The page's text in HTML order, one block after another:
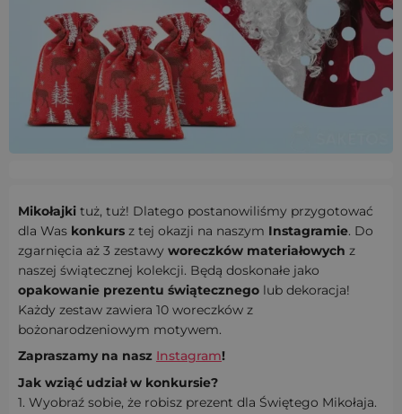
Mikołajki tuż, tuż! Dlatego postanowiliśmy przygotować
dla Was konkurs z tej okazji na naszym Instagramie. Do
zgarnięcia aż 3 zestawy woreczków materiałowych z
naszej świątecznej kolekcji. Będą doskonałe jako
opakowanie prezentu świątecznego lub dekoracja!
Każdy zestaw zawiera 10 woreczków z
bożonarodzeniowym motywem.
Zapraszamy na nasz Instagram!
Jak wziąć udział w konkursie?
1. Wyobraź sobie, że robisz prezent dla Świętego Mikołaja.